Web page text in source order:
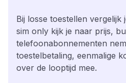
Bij losse toestellen
sim only kijk je naar prijs,
telefoonabonnementen
toestelbetaling, eenmalige
over de looptijd mee.